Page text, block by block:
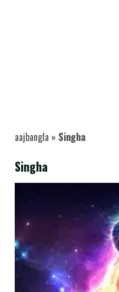
aajbangla » Singha
Singha